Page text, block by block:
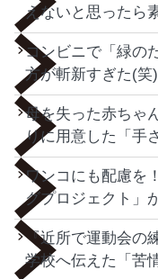
えないと思ったら
コンビニで「緑の
方が斬新すぎた(笑)
母を失った赤ちゃ
りに用意した「手
ワンコにも配慮を
グプロジェクト」
『近所で運動会の
学校へ伝えた「苦